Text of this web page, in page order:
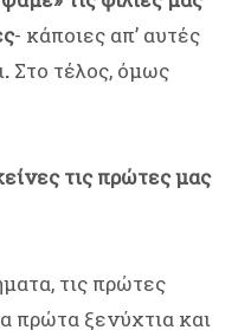
- κάποιες απ’ αυτές
. Στο τέλος, όμως
τις πρώτες μας
τις πρώτες
πρώτα ξενύχτια και